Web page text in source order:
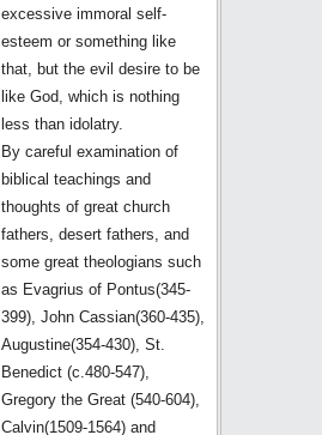
excessive immoral self-
esteem or something like
that, but the evil desire to be
like God, which is nothing
less than idolatry.
By careful examination of
biblical teachings and
thoughts of great church
fathers, desert fathers, and
some great theologians such
as Evagrius of Pontus(345-
399), John Cassian(360-435),
Augustine(354-430), St.
Benedict (c.480-547),
Gregory the Great (540-604),
Calvin(1509-1564) and